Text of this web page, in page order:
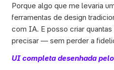
Porque algo que me levaria
ferramentas de design
com IA. E posso criar
precisar — sem perder a
UI completa desenhada